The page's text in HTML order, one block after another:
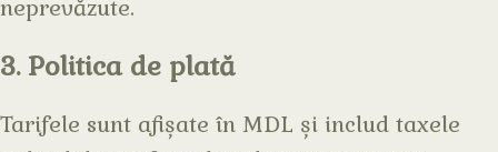
neprevăzute.
3. Politica de plată
Tarifele sunt afișate în MDL și includ taxele